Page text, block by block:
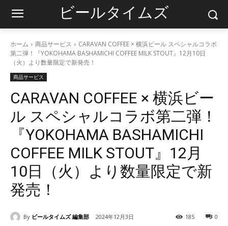
ビールタイムズ
ホーム 商品サービス
CARAVAN COFFEE × 横浜ビール スペシャルコラボ
第二弾！『YOKOHAMA BASHAMICHI COFFEE MILK STOUT』12月10日
（火）より数量限定で新発売！
商品サービス
CARAVAN COFFEE × 横浜ビー
ル スペシャルコラボ第二弾！
『YOKOHAMA BASHAMICHI
COFFEE MILK STOUT』12月
10日（火）より数量限定で新
発売！
By ビールタイムズ 編集部 2024年12月3日 0
185